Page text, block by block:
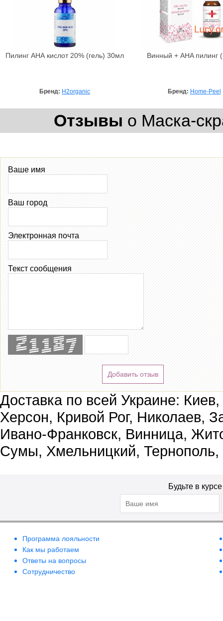
Пилинг АНА кислот 20% (гель) 30мл
Бренд: H2organic
Винный + AHA пилинг
Бренд: Home-Peel
Отзывы о Маска-
Ваше имя
Ваш город
Электронная почта
Текст сообщения
Добавить отзыв
Доставка по всей Украине:
Херсон, Кривой Рог, Николаев,
Ивано-Франковск, Винница,
Сумы, Хмельницкий, Тернополь,
Будьте в
Программа лояльности
Как мы работаем
Ответы на вопросы
Сотрудничество